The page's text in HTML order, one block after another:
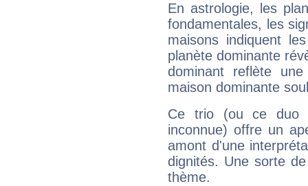
En astrologie, les
fondamentales, les
maisons indiquent
planète dominante
dominant reflète
maison dominante
Ce trio (ou ce duo
inconnue) offre un
amont d'une
dignités. Une sorte
thème.